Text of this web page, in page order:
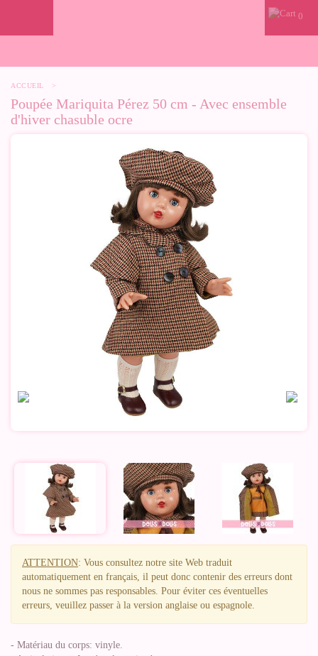
0
ACCUEIL >
Poupée Mariquita Pérez 50 cm - Avec ensemble
d'hiver chasuble ocre
ATTENTION: Vous consultez notre site Web traduit
automatiquement en français, il peut donc contenir des erreurs dont
nous ne sommes pas responsables. Pour éviter ces éventuelles
erreurs, veuillez passer à la version anglaise ou espagnole.
- Matériau du corps: vinyle.